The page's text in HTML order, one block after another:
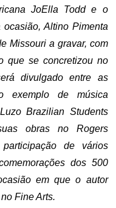
JoElla Todd e o
Altino Pimenta
Missouri a gravar, com
que se concretizou no
divulgado entre as
exemplo de música
Brazilian Students
obras no Rogers
de vários
dos 500
em que o autor
Fine Arts.